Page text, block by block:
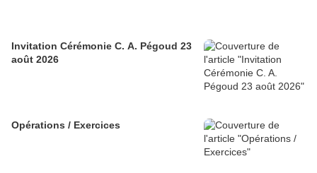
Invitation Cérémonie C. A. Pégoud 23
août 2026
Opérations / Exercices